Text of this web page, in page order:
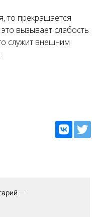
то прекращается
вызывает слабость
служит внешним
—